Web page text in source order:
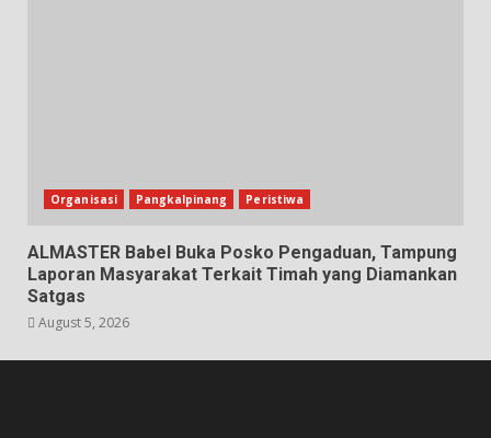
Organisasi Pangkalpinang Peristiwa
ALMASTER Babel Buka Posko Pengaduan, Tampung
Laporan Masyarakat Terkait Timah yang Diamankan
Satgas
August 5, 2026